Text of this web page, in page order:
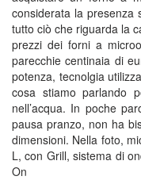
considerata la presenza
tutto ciò che riguarda la
prezzi dei forni a
parecchie centinaia di
potenza, tecnolgia
cosa stiamo parlando
nell’acqua. In poche
pausa pranzo, non ha
dimensioni. Nella foto,
L, con Grill, sistema di
On